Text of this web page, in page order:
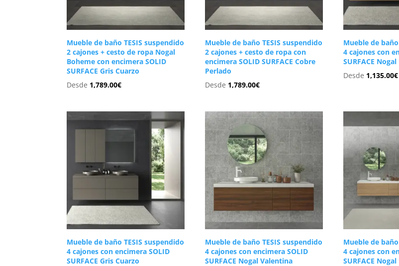
Mueble de baño TESIS suspendido
2 cajones + cesto de ropa Nogal
Boheme con encimera SOLID
SURFACE Gris Cuarzo
Desde 1,789.00€
Mueble de baño TESIS suspendido
2 cajones + cesto de ropa con
encimera SOLID SURFACE Cobre
Perlado
Desde 1,789.00€
Mueble de
4 cajones con
SURFACE
Desde 1,135.00€
Mueble de baño TESIS suspendido
4 cajones con encimera SOLID
SURFACE Gris Cuarzo
Mueble de baño TESIS suspendido
4 cajones con encimera SOLID
SURFACE Nogal Valentina
Mueble de
4 cajones con
SURFACE